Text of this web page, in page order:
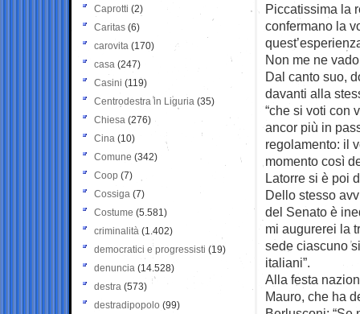
Piccatissima la
confermano la
Non me ne
Dal canto suo,
davanti alla
“che si voti con
ancor più in
regolamento: il
momento così
Latorre si è poi
Dello stesso
del Senato è
mi augurerei la
sede ciascuno
italiani”.
Alla festa
Mauro, che ha
Caprotti (2)
Caritas (6)
carovita (170)
casa (247)
Casini (119)
Centrodestra in Liguria (35)
Chiesa (276)
Cina (10)
Comune (342)
Coop (7)
Cossiga (7)
Costume (5.581)
criminalità (1.402)
democratici e progressisti (19)
denuncia (14.528)
destra (573)
destradipopolo (99)